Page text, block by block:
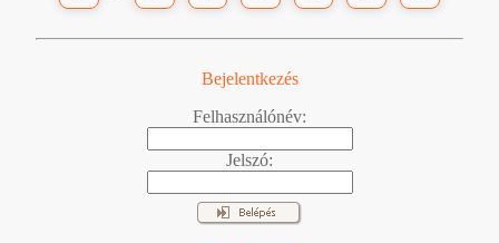
Bejelentkezés
Felhasználónév:
Jelszó: